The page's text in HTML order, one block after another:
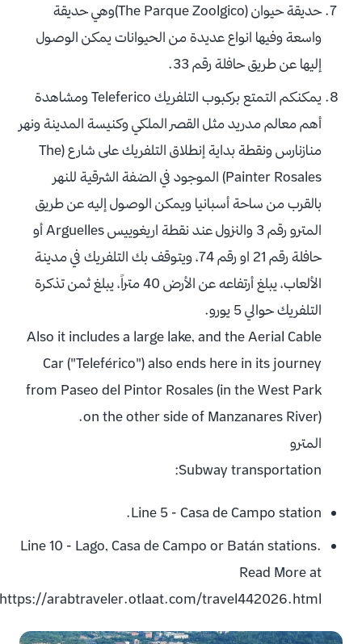
حديقة حيوان (The Parque Zoolgico)وهي حديقة
واسعة وفيها انواع عديدة من الحيوانات يمكن الوصول
إليها عن طريق حافلة رقم 33.
يمكنكم التمتع بركبوب التلفريك Teleferico ومشاهدة
أهم معالم مدريد مثل القصر الملكي وكنيسة المدينة ونهر
منازنارس ونقطة بداية إنطلاق التلفريك على شارع (The
Painter Rosales) الموجود في الضفة الشرقية للنهر
بالقرب من ساحة أسبانيا ويمكن الوصول إليه عن طريق
المترو رقم 3 والنزول عند نقطة اريغوييس Arguelles أو
حافلة رقم 21 او رقم 74، ويتوقف بك التلفريك في مدينة
الألعاب، يبلغ أرتفاعه عن الأرض 40 متراً، يبلغ ثمن تذكرة
التلفريك حوالي 5 يورو.
Also it includes a large lake, and the Aerial Cable
Car ("Teleférico") also ends here in its journey
from Paseo del Pintor Rosales (in the West Park
on the other side of Manzanares River).
المترو
Subway transportation:
Line 5 - Casa de Campo station.
Line 10 - Lago, Casa de Campo or Batán stations.
Read More at
:https://arabtraveler.otlaat.com/travel442026.html